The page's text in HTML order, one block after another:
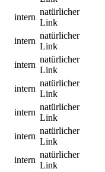
intern
natürlicher
Link
intern
natürlicher
Link
intern
natürlicher
Link
intern
natürlicher
Link
intern
natürlicher
Link
intern
natürlicher
Link
intern
natürlicher
Link